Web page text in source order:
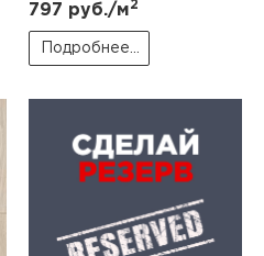
797 руб./м2
Подробнее...